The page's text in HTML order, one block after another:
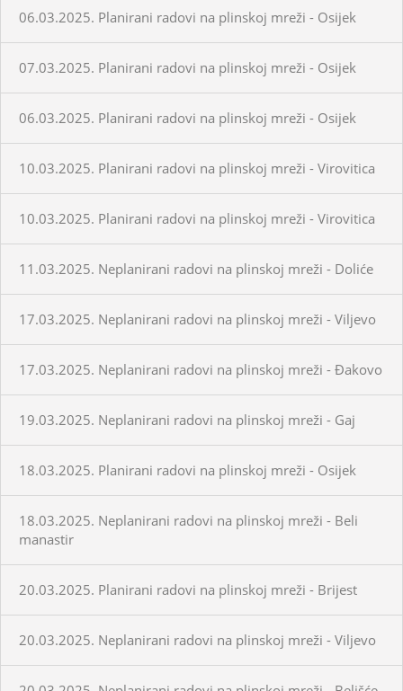
06.03.2025. Planirani radovi na plinskoj mreži - Osijek
07.03.2025. Planirani radovi na plinskoj mreži - Osijek
06.03.2025. Planirani radovi na plinskoj mreži - Osijek
10.03.2025. Planirani radovi na plinskoj mreži - Virovitica
10.03.2025. Planirani radovi na plinskoj mreži - Virovitica
11.03.2025. Neplanirani radovi na plinskoj mreži - Doliće
17.03.2025. Neplanirani radovi na plinskoj mreži - Viljevo
17.03.2025. Neplanirani radovi na plinskoj mreži - Đakovo
19.03.2025. Neplanirani radovi na plinskoj mreži - Gaj
18.03.2025. Planirani radovi na plinskoj mreži - Osijek
18.03.2025. Neplanirani radovi na plinskoj mreži - Beli
manastir
20.03.2025. Planirani radovi na plinskoj mreži - Brijest
20.03.2025. Neplanirani radovi na plinskoj mreži - Viljevo